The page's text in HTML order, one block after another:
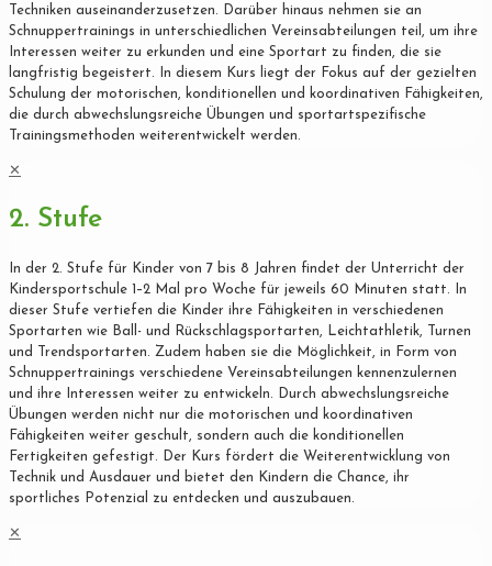
Techniken auseinanderzusetzen. Darüber hinaus nehmen sie an
Schnuppertrainings in unterschiedlichen Vereinsabteilungen teil, um ihre
Interessen weiter zu erkunden und eine Sportart zu finden, die sie
langfristig begeistert. In diesem Kurs liegt der Fokus auf der gezielten
Schulung der motorischen, konditionellen und koordinativen Fähigkeiten,
die durch abwechslungsreiche Übungen und sportartspezifische
Trainingsmethoden weiterentwickelt werden.
✕
2. Stufe
In der 2. Stufe für Kinder von 7 bis 8 Jahren findet der Unterricht der
Kindersportschule 1–2 Mal pro Woche für jeweils 60 Minuten statt. In
dieser Stufe vertiefen die Kinder ihre Fähigkeiten in verschiedenen
Sportarten wie Ball- und Rückschlagsportarten, Leichtathletik, Turnen
und Trendsportarten. Zudem haben sie die Möglichkeit, in Form von
Schnuppertrainings verschiedene Vereinsabteilungen kennenzulernen
und ihre Interessen weiter zu entwickeln. Durch abwechslungsreiche
Übungen werden nicht nur die motorischen und koordinativen
Fähigkeiten weiter geschult, sondern auch die konditionellen
Fertigkeiten gefestigt. Der Kurs fördert die Weiterentwicklung von
Technik und Ausdauer und bietet den Kindern die Chance, ihr
sportliches Potenzial zu entdecken und auszubauen.
✕